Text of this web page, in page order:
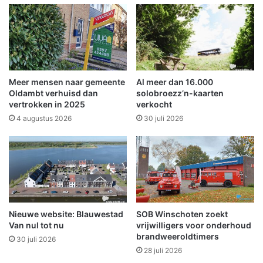
a
m
i
s
h
a
n
d
e
l
n
g
p
Z
u
i
d
e
c
e
b
o
o
k
p
a
g
i
a
O
d
a
m
b
t
N
Meer mensen naar gemeente
Oldambt verhuisd dan
vertrokken in 2025
4 augustus 2026
Al meer dan 16.000
solobroezz’n-kaarten
verkocht
30 juli 2026
Nieuwe website: Blauwestad
Van nul tot nu
30 juli 2026
SOB Winschoten zoekt
vrijwilligers voor onderhoud
brandweeroldtimers
28 juli 2026